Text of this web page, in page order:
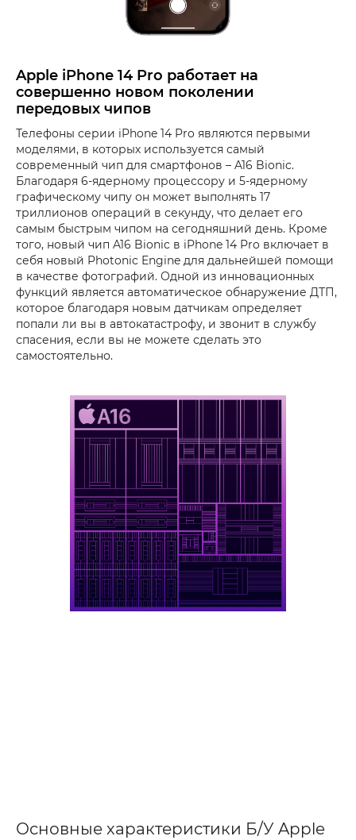
Apple iPhone 14 Pro работает на
совершенно новом поколении
передовых чипов
Телефоны серии iPhone 14 Pro являются первыми
моделями, в которых используется самый
современный чип для смартфонов – A16 Bionic.
Благодаря 6-ядерному процессору и 5-ядерному
графическому чипу он может выполнять 17
триллионов операций в секунду, что делает его
самым быстрым чипом на сегодняшний день. Кроме
того, новый чип A16 Bionic в iPhone 14 Pro включает в
себя новый Photonic Engine для дальнейшей помощи
в качестве фотографий. Одной из инновационных
функций является автоматическое обнаружение ДТП,
которое благодаря новым датчикам определяет
попали ли вы в автокатастрофу, и звонит в службу
спасения, если вы не можете сделать это
самостоятельно.
Основные характеристики Б/У Apple